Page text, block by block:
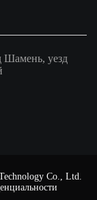
Шамень, уезд
Co., Ltd.